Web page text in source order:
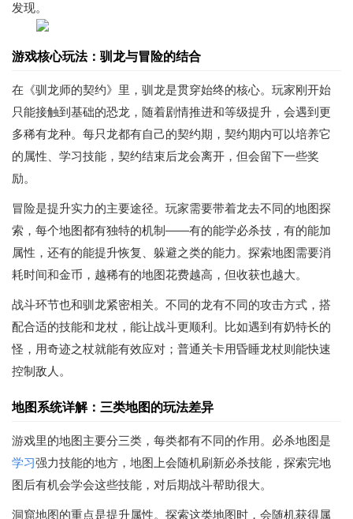
发现。
游戏核心玩法：驯龙与冒险的结合
在《驯龙师的契约》里，驯龙是贯穿始终的核心。玩家刚开始
只能接触到基础的恐龙，随着剧情推进和等级提升，会遇到更
多稀有龙种。每只龙都有自己的契约期，契约期内可以培养它
的属性、学习技能，契约结束后龙会离开，但会留下一些奖
励。
冒险是提升实力的主要途径。玩家需要带着龙去不同的地图探
索，每个地图都有独特的机制——有的能学必杀技，有的能加
属性，还有的能提升恢复、躲避之类的能力。探索地图需要消
耗时间和金币，越稀有的地图花费越高，但收获也越大。
战斗环节也和驯龙紧密相关。不同的龙有不同的攻击方式，搭
配合适的技能和龙杖，能让战斗更顺利。比如遇到有奶特长的
怪，用奇迹之杖就能有效应对；普通关卡用昏睡龙杖则能快速
控制敌人。
地图系统详解：三类地图的玩法差异
游戏里的地图主要分三类，每类都有不同的作用。必杀地图是
学习强力技能的地方，地图上会随机刷新必杀技能，探索完地
图后有机会学会这些技能，对后期战斗帮助很大。
洞窟地图的重点是提升属性。探索这类地图时，会随机获得属